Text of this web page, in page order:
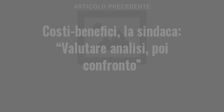
ARTICOLO PRECEDENTE
Costi-benefici, la sindaca:
“Valutare analisi, poi
confronto”